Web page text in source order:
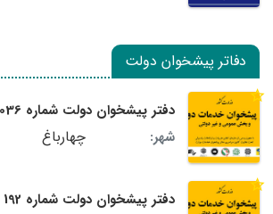
دفاتر پیشخوان دولت
دفتر پیشخوان دولت شماره 73401036 آغچه حصار
شهر:
چهارباغ
دفتر پیشخوان دولت شماره 192 شهرک پیامبر اعظم